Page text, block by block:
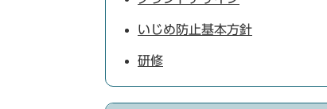
いじめ防止基本方針
研修